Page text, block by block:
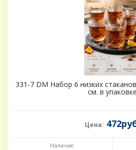
331-7 DM Набор 6 низких
см. в упаковке
Цена:
Наличие: